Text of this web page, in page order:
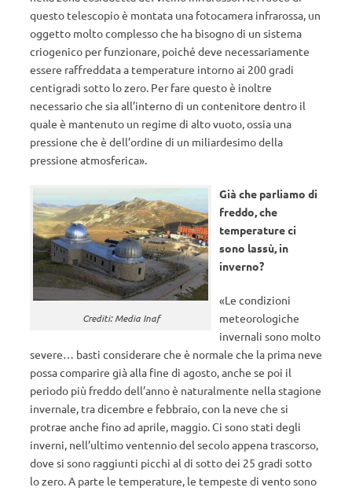
questo telescopio è montata una fotocamera infrarossa, un
oggetto molto complesso che ha bisogno di un sistema
criogenico per funzionare, poiché deve necessariamente
essere raffreddata a temperature intorno ai 200 gradi
centigradi sotto lo zero. Per fare questo è inoltre
necessario che sia all’interno di un contenitore dentro il
quale è mantenuto un regime di alto vuoto, ossia una
pressione che è dell’ordine di un miliardesimo della
pressione atmosferica».
Crediti: Media Inaf
Già che parliamo di
freddo, che
temperature ci
sono lassù, in
inverno?
«Le condizioni
meteorologiche
invernali sono molto
severe… basti considerare che è normale che la prima neve
possa comparire già alla fine di agosto, anche se poi il
periodo più freddo dell’anno è naturalmente nella stagione
invernale, tra dicembre e febbraio, con la neve che si
protrae anche fino ad aprile, maggio. Ci sono stati degli
inverni, nell’ultimo ventennio del secolo appena trascorso,
dove si sono raggiunti picchi al di sotto dei 25 gradi sotto
lo zero. A parte le temperature, le tempeste di vento sono